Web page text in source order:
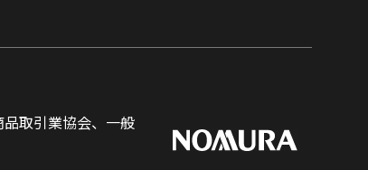
取引業協会、一般